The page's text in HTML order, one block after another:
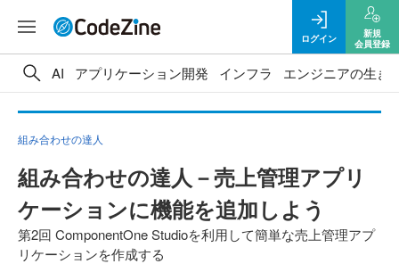
ログイン
新規
会員登録
AI アプリケーション開発 インフラ エンジニアの生き
組み合わせの達人
組み合わせの達人－売上管理アプリ
ケーションに機能を追加しよう
第2回 ComponentOne Studioを利用して簡単な売上管理アプ
リケーションを作成する